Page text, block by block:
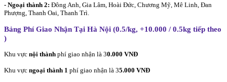
- Ngoại thành 2: Đông Anh, Gia Lâm, Hoài Đức, Chương Mỹ, Mê Linh, Đan
Phượng, Thanh Oai, Thanh Trì.
Bảng Phí Giao Nhận Tại Hà Nội (0.5/kg, +10.000 / 0.5kg tiếp theo
)
Khu vực nội thành phí giao nhận là 30.000 VNĐ
Khu vực ngoại thành 1 phí giao nhận là 35.000 VNĐ